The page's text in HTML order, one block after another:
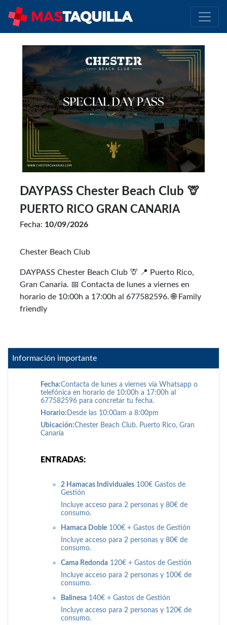
DAYPASS Chester Beach Club 🦒
PUERTO RICO GRAN CANARIA
Fecha: 10/09/2026
Chester Beach Club
DAYPASS Chester Beach Club 🦒 📍 Puerto Rico,
Gran Canaria. 📅 Contacta de lunes a viernes en
horario de 10:00h a 17:00h al 677582596. 🌐 Family
friendly
Información importante
Fecha:Contacta de lunes a viernes vía Whatsapp o
telefónica en horario de 10:00h a 17:00h al
677582596 para concretar tu fecha.
Horario: Desde las 10:00am a 8:00pm
Ubicación:Chester Beach Club. Puerto Rico, Gran
Canaria
ENTRADAS:
2 Hamacas Individuales 100€ Gastos de
Gestión
Incluye acceso para 2 personas y 80€ de
consumo.
Hamaca Doble 100€ + Gastos de Gestión
Incluye acceso para 2 personas y 80€ de
consumo.
Cama Redonda 120€ + Gastos de Gestión
Incluye acceso para 2 personas y 100€ de
consumo.
Balinesa 140€ + Gastos de Gestión
Incluye acceso para 2 personas y 120€ de
consumo.